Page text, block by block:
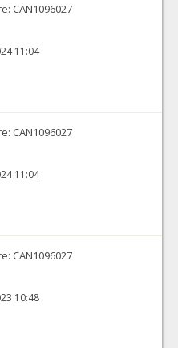
CAN1096027
11:04
CAN1096027
11:04
CAN1096027
10:48